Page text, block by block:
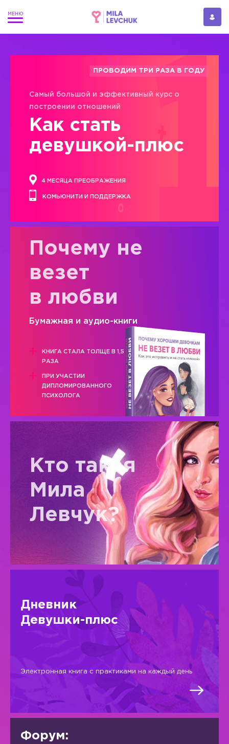
ПРОВОДИМ ТРИ РАЗА В ГОДУ
Самый большой и эффективный курс о
построении отношений
Как стать
девушкой-плюс
4 МЕСЯЦА ПРЕОБРАЖЕНИЯ
КОМЬЮНИТИ И ПОДДЕРЖКА
Почему не
везет
в любви
Бумажная и аудио-книги
КНИГА СТАЛА ТОЛЩЕ В 1,5
РАЗА
ПРИ УЧАСТИИ
ДИПЛОМИРОВАННОГО
ПСИХОЛОГА
Кто такая
Мила
Левчук?
Дневник
Девушки-плюс
Электронная книга с практиками на каждый день
Форум: